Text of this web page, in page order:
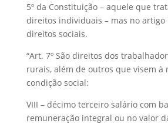
5º da Constituição – aquele que
direitos individuais – mas no artigo
direitos sociais.
“Art. 7º São direitos dos
rurais, além de outros que visem à
condição social:
VIII – décimo terceiro salário com
remuneração integral ou no valor